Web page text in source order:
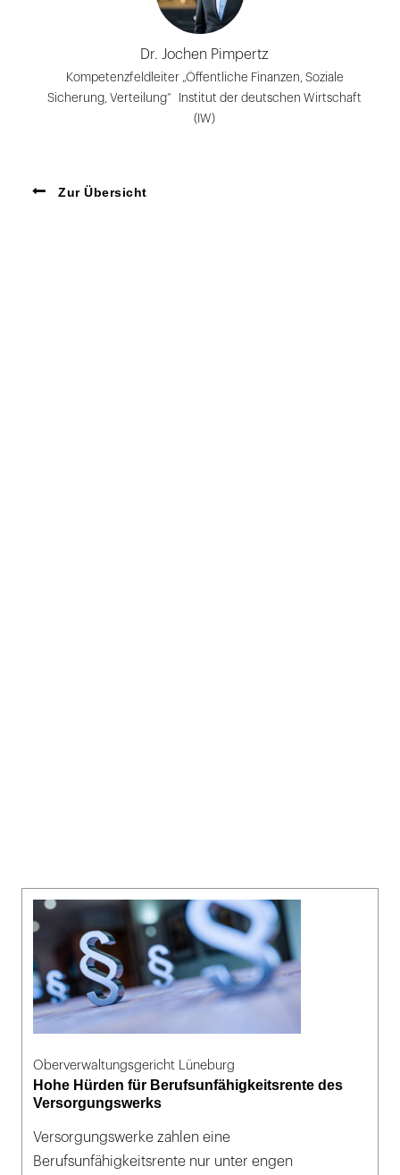
Dr. Jochen Pimpertz
Kompetenzfeldleiter „Öffentliche Finanzen, Soziale
Sicherung, Verteilung“ Institut der deutschen Wirtschaft
(IW)
Zur Übersicht
Oberverwaltungsgericht Lüneburg
Hohe Hürden für Berufsunfähigkeitsrente des
Versorgungswerks
Versorgungswerke zahlen eine
Berufsunfähigkeitsrente nur unter engen